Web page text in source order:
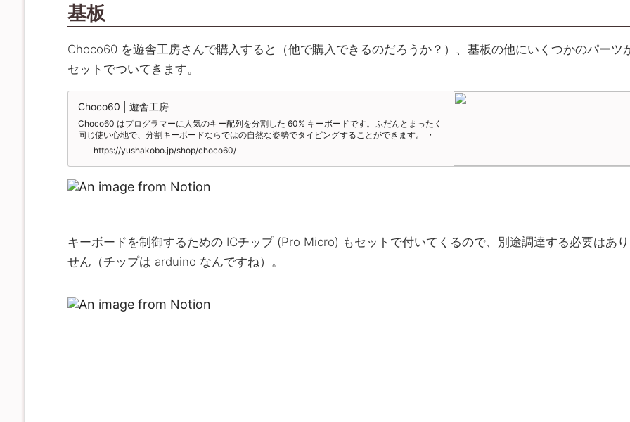
基板
Choco60 を遊舎工房さんで購入すると（他で購入できるのだろうか？）、基板の他にいくつかのパーツ
セットでついてきます。
Choco60 | 遊舎工房
Choco60 はプログラマーに人気のキー配列を分割した 60% キーボードです。ふだんとまったく
同じ使い心地で、分割キーボードならではの自然な姿勢でタイピングすることができます。 ・
PCB ... 1式（2枚） ・スイッチプレート ... 1式（2枚） ・ボトムプレート ... 1式（2枚） ・Pro
Micro ... 2個 ・コンスルー ... 4本 ・スタビライザー（2U） ... 4個 ・ダイオード（1N4148） ...
62個 ・TRRSジャック ... 2個 ・タクトスイッチ ... 2個 ・ねじ（M2 4mm） ... 10個 ・ねじ（M2
8mm） ... 10個 ・スペーサー（M2 3mm） ... 10個 ・スペーサー（M2 5mm） ... 10個 ・ゴム足
...
https://yushakobo.jp/shop/choco60/
キーボードを制御するための ICチップ (Pro Micro) もセットで付いてくるので、別途調達する必要はあ
せん（チップは arduino なんですね）。